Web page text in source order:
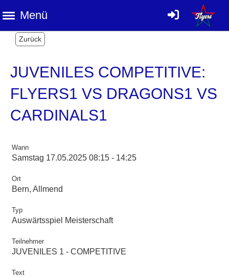
Menü
Zurück
JUVENILES COMPETITIVE:
FLYERS1 VS DRAGONS1 VS
CARDINALS1
Wann
Samstag 17.05.2025 08:15 - 14:25
Ort
Bern, Allmend
Typ
Auswärtsspiel Meisterschaft
Teilnehmer
JUVENILES 1 - COMPETITIVE
Text